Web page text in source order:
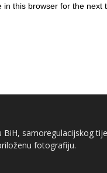
this browser for the next
BiH, samoregulacijskog
fotografiju.